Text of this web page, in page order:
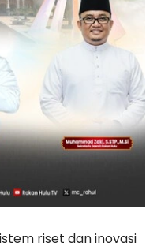
riset dan inovasi